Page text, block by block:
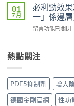
多
久？〉
中
者
真
評
效
析：
從
秒
Oral
Jelly）
整
西
非
液
態
而
鋼
（Viagra，
西
非）
值
得
買？
01
7 月
必利勁效
一」係邊
在
勁
效
真．
有
咁
勁？
留言功能已關閉
熱點關注
PDE5抑制劑 增大
德國金剛官網
性功